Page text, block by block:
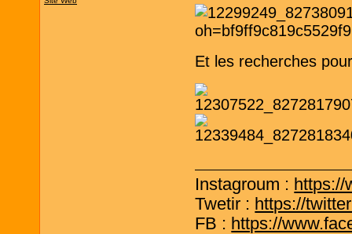
Et les recherches
Instagroum : https://
Twetir : https://
FB : https://